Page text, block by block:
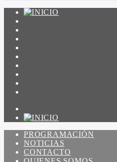
PROGRAMACIÓN
NOTICIAS
CONTACTO